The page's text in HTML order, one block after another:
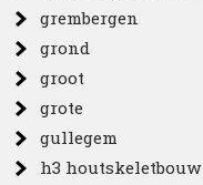
grembergen
grond
groot
grote
gullegem
h3 houtskeletbouw